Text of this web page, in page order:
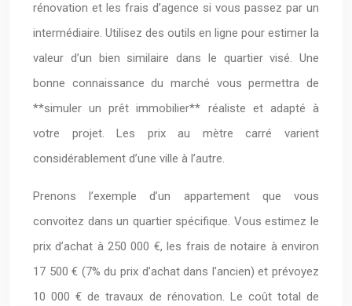
rénovation et les frais d’agence si vous passez par un
intermédiaire. Utilisez des outils en ligne pour estimer la
valeur d’un bien similaire dans le quartier visé. Une
bonne connaissance du marché vous permettra de
**simuler un prêt immobilier** réaliste et adapté à
votre projet. Les prix au mètre carré varient
considérablement d’une ville à l’autre.
Prenons l’exemple d’un appartement que vous
convoitez dans un quartier spécifique. Vous estimez le
prix d’achat à 250 000 €, les frais de notaire à environ
17 500 € (7% du prix d’achat dans l’ancien) et prévoyez
10 000 € de travaux de rénovation. Le coût total de